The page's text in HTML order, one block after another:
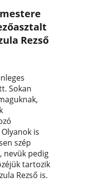
Rezső
Sokan
is
szép
nevük pedig
tartozik
Rezső is.